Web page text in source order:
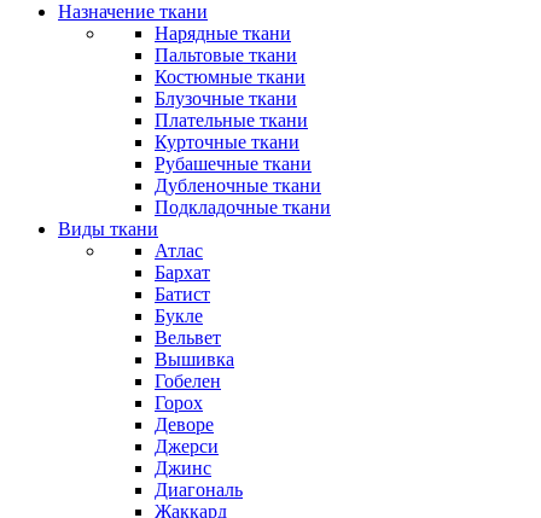
Назначение ткани
Нарядные ткани
Пальтовые ткани
Костюмные ткани
Блузочные ткани
Плательные ткани
Курточные ткани
Рубашечные ткани
Дубленочные ткани
Подкладочные ткани
Виды ткани
Атлас
Бархат
Батист
Букле
Вельвет
Вышивка
Гобелен
Горох
Деворе
Джерси
Джинс
Диагональ
Жаккард